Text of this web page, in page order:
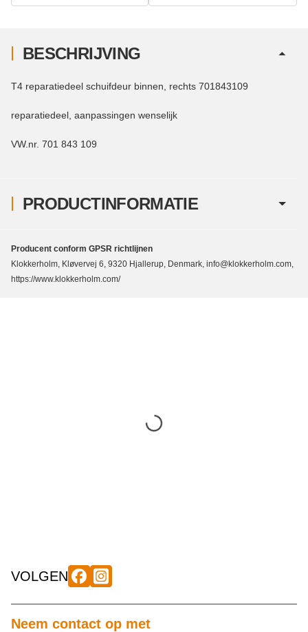
PRODUCTINFORMATIE
BESCHRIJVING
T4 reparatiedeel schuifdeur binnen, rechts 701843109
reparatiedeel, aanpassingen wenselijk
VW.nr. 701 843 109
Producent conform GPSR richtlijnen
Klokkerholm, Kløvervej 6, 9320 Hjallerup, Denmark, info@klokkerholm.com,
https://www.klokkerholm.com/
VOLGEN
Neem contact op met